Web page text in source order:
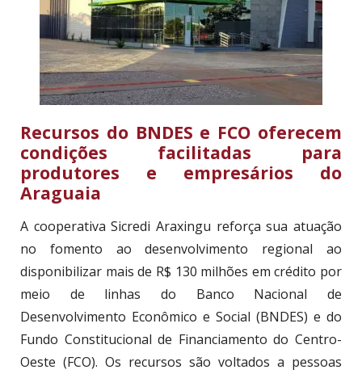
Recursos do BNDES e FCO oferecem
condições facilitadas para
produtores e empresários do
Araguaia
A cooperativa Sicredi Araxingu reforça sua atuação
no fomento ao desenvolvimento regional ao
disponibilizar mais de R$ 130 milhões em crédito por
meio de linhas do Banco Nacional de
Desenvolvimento Econômico e Social (BNDES) e do
Fundo Constitucional de Financiamento do Centro-
Oeste (FCO). Os recursos são voltados a pessoas